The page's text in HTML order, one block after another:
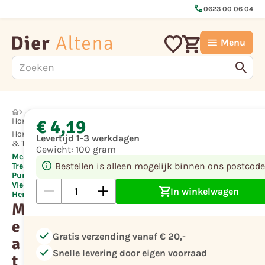
call0623 00 06 04
Menu
Hond
Hondensnoep
& Trainers
Meat &
Treats
Pure
Vleesstrips
Hert
M
e
a
t
€ 4,19
Levertijd 1-3 werkdagen
Gewicht: 100 gram
Bestellen is alleen mogelijk binnen ons
In winkelwagen
check Gratis verzending vanaf € 20,-
check Snelle levering door eigen voorraad